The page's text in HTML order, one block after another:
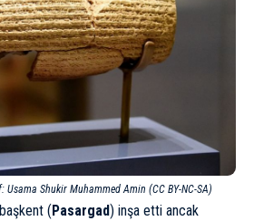
Usama Shukir Muhammed Amin (CC BY-NC-SA)
(Pasargad) inşa etti ancak